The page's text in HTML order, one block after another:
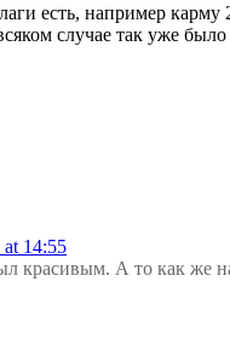
есть, например
случае так уже
at 14:55
красивым. А то как же